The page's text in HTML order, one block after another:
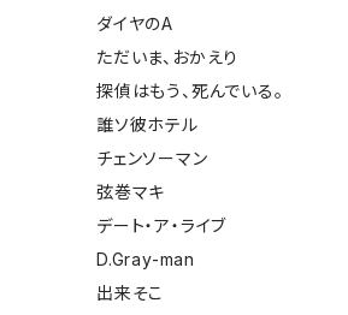
ダイヤのA
ただいま、おかえり
探偵はもう、死んでいる。
誰ソ彼ホテル
チェンソーマン
弦巻マキ
デート・ア・ライブ
D.Gray-man
出来そこ